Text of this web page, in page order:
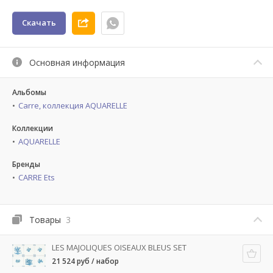
Скачать
Основная информация
Альбомы
Carre, коллекция AQUARELLE
Коллекции
AQUARELLE
Бренды
CARRE Ets
Товары 3
LES MAJOLIQUES OISEAUX BLEUS SET
21 524 руб / набор